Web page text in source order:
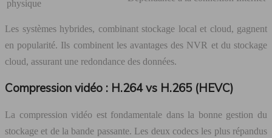
physique
Les systèmes hybrides, combinant stockage local et cloud, gagnent
en popularité. Ils combinent les avantages des NVR et du stockage
cloud, assurant une redondance des données.
Compression vidéo : H.264 vs H.265 (HEVC)
La compression vidéo est fondamentale dans la bonne gestion du
stockage et de la bande passante. Les deux codecs les plus répandus